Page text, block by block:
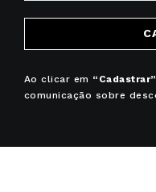
Ao clicar em “Cadastrar”
comunicação sobre